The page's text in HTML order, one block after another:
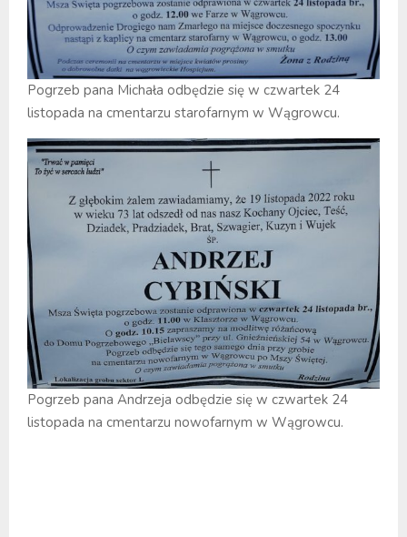
Pogrzeb pana Michała odbędzie się w czwartek 24
listopada na cmentarzu starofarnym w Wągrowcu.
Pogrzeb pana Andrzeja odbędzie się w czwartek 24
listopada na cmentarzu nowofarnym w Wągrowcu.